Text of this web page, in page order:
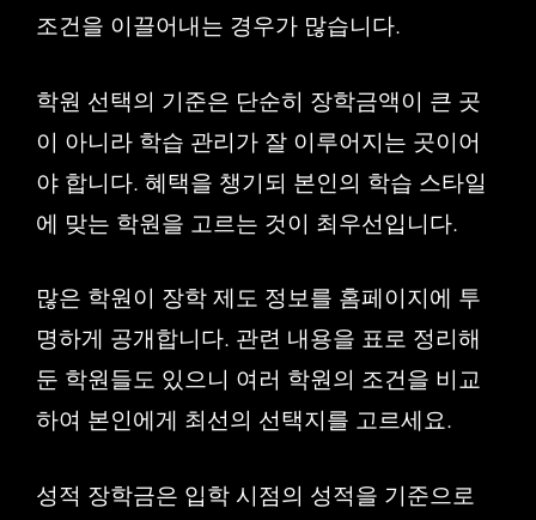
조건을 이끌어내는 경우가 많습니다.
학원 선택의 기준은 단순히 장학금액이 큰 곳
이 아니라 학습 관리가 잘 이루어지는 곳이어
야 합니다. 혜택을 챙기되 본인의 학습 스타일
에 맞는 학원을 고르는 것이 최우선입니다.
많은 학원이 장학 제도 정보를 홈페이지에 투
명하게 공개합니다. 관련 내용을 표로 정리해
둔 학원들도 있으니 여러 학원의 조건을 비교
하여 본인에게 최선의 선택지를 고르세요.
성적 장학금은 입학 시점의 성적을 기준으로